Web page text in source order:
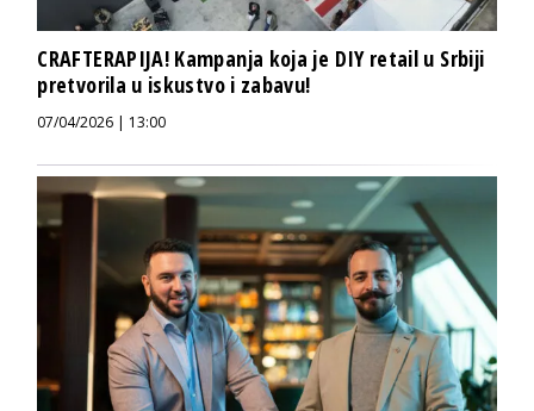
CRAFTERAPIJA! Kampanja koja je DIY retail u Srbiji
pretvorila u iskustvo i zabavu!
07/04/2026 | 13:00